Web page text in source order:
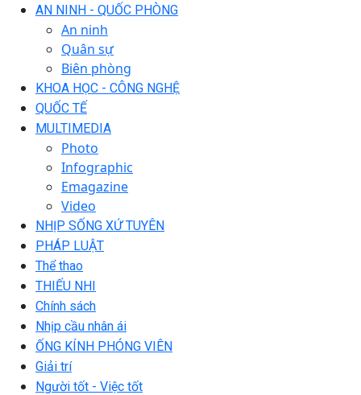
AN NINH - QUỐC PHÒNG
An ninh
Quân sự
Biên phòng
KHOA HỌC - CÔNG NGHỆ
QUỐC TẾ
MULTIMEDIA
Photo
Infographic
Emagazine
Video
NHỊP SỐNG XỨ TUYÊN
PHÁP LUẬT
Thể thao
THIẾU NHI
Chính sách
Nhịp cầu nhân ái
ỐNG KÍNH PHÓNG VIÊN
Giải trí
Người tốt - Việc tốt